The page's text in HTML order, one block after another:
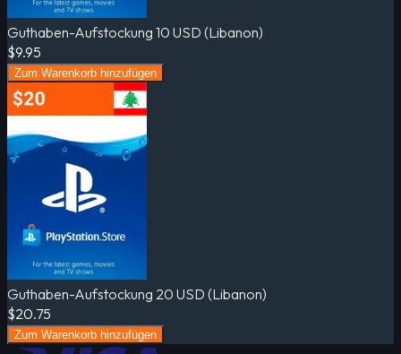
Guthaben-Aufstockung 10 USD (Libanon)
$9.95
Zum Warenkorb hinzufügen
Guthaben-Aufstockung 20 USD (Libanon)
$20.75
Zum Warenkorb hinzufügen